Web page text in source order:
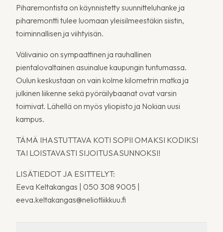
Piharemontista on käynnistetty suunnitteluhanke ja
piharemontti tulee luomaan yleisilmeestäkin siistin,
toiminnallisen ja viihtyisän.
Välivainio on sympaattinen ja rauhallinen
pientalovaltainen asuinalue kaupungin tuntumassa.
Oulun keskustaan on vain kolme kilometrin matka ja
julkinen liikenne sekä pyöräilybaanat ovat varsin
toimivat. Lähellä on myös yliopisto ja Nokian uusi
kampus.
TÄMÄ IHASTUTTAVA KOTI SOPII OMAKSI KODIKSI
TAI LOISTAVASTI SIJOITUSASUNNOKSI!
LISÄTIEDOT JA ESITTELYT:
Eeva Keltakangas | 050 308 9005 |
eeva.keltakangas@neliotliikkuu.fi